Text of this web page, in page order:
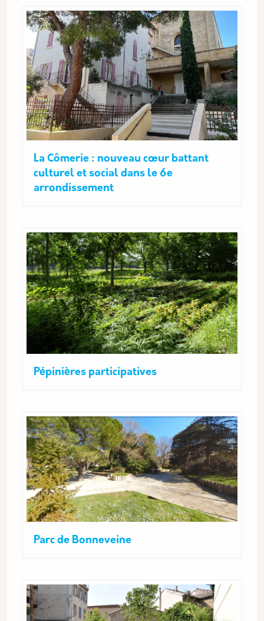
La Cômerie : nouveau cœur battant
culturel et social dans le 6e
arrondissement
Pépinières participatives
Parc de Bonneveine